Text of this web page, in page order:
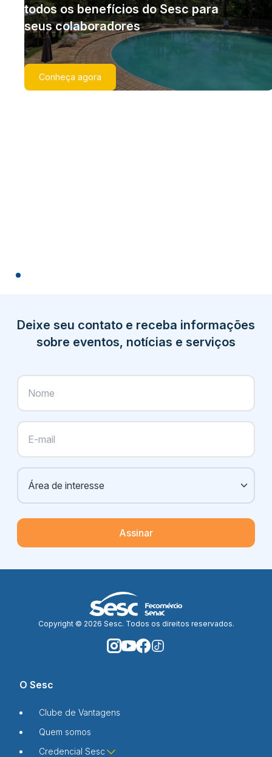
todos os benefícios do Sesc para
seus colaboradores
Conheça agora
Deixe seu contato e receba informações
sobre eventos, notícias e serviços
Assinar
Copyright © 2026 Sesc. Todos os direitos reservados.
O Sesc
Clube de Vantagens
Quem somos
Credencial Sesc